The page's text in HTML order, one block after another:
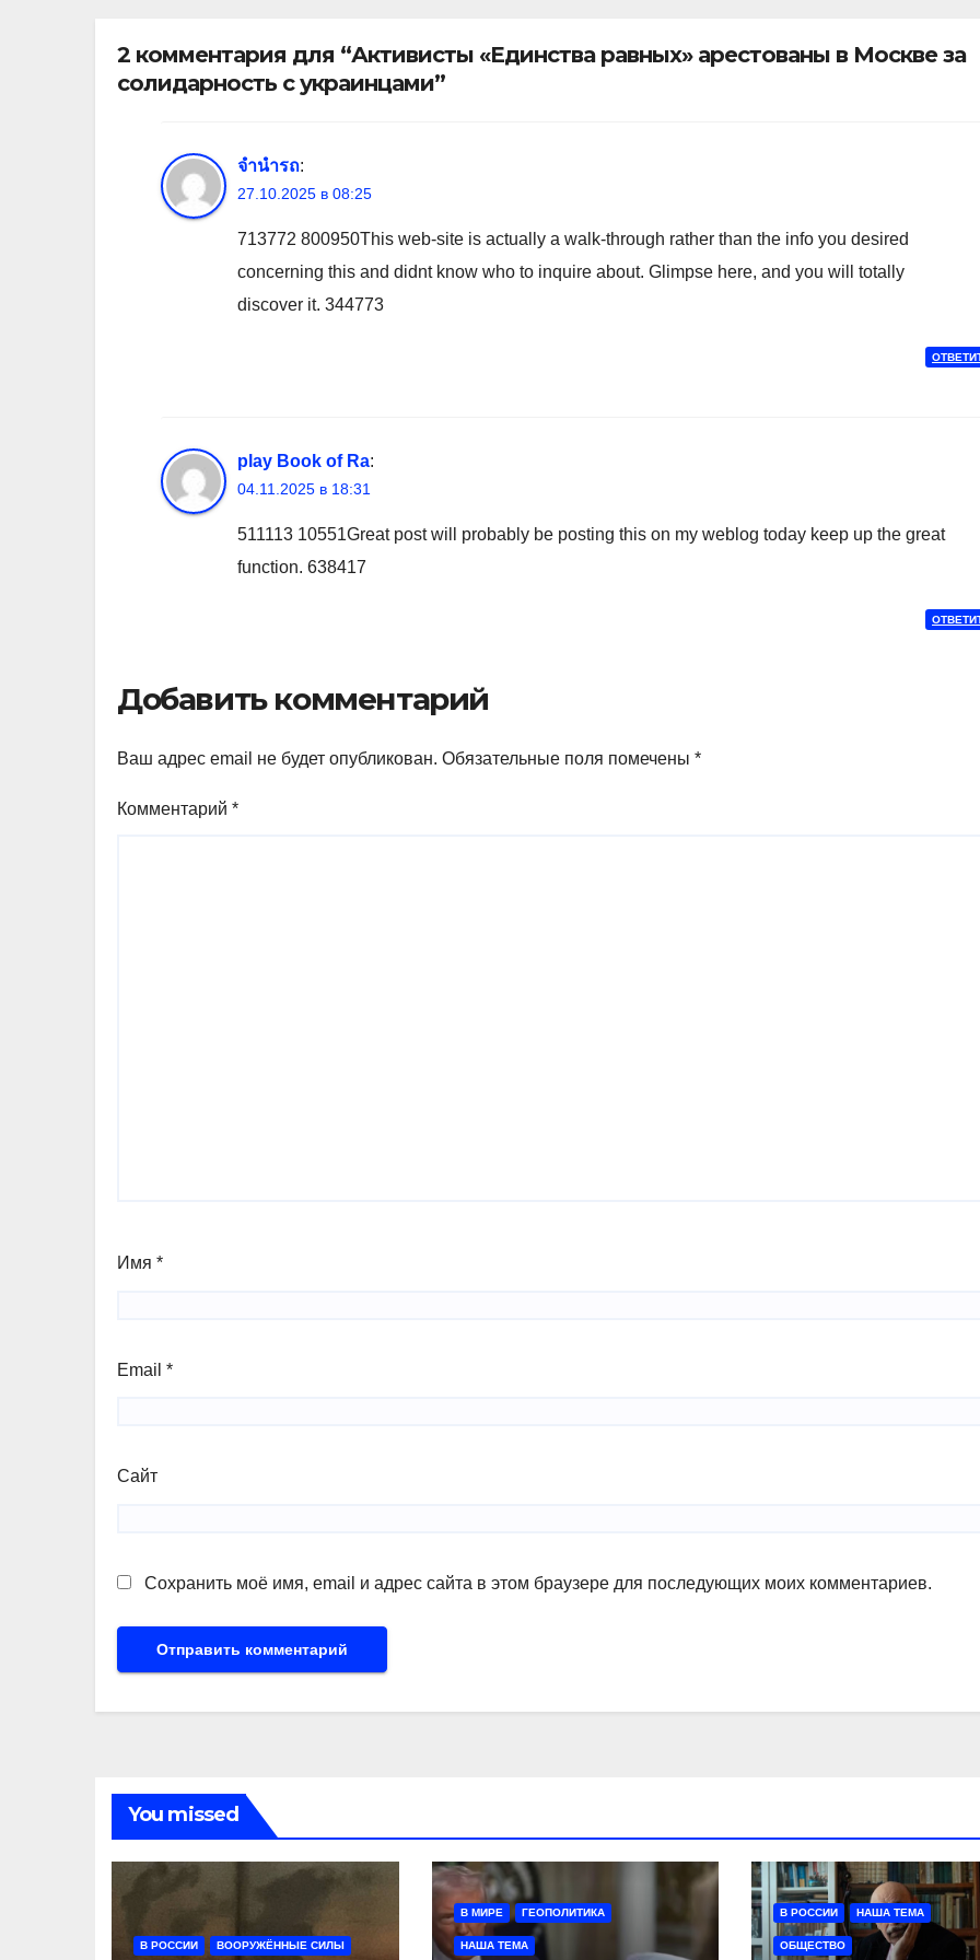
2 комментария для “Активисты «Единства равных» арестованы в Москве за
солидарность с украинцами”
จำนำรถ:
27.10.2025 в 08:25
713772 800950This web-site is actually a walk-through rather than the info you desired
concerning this and didnt know who to inquire about. Glimpse here, and you will totally
discover it. 344773
play Book of Ra:
04.11.2025 в 18:31
511113 10551Great post will probably be posting this on my weblog today keep up the great
function. 638417
Добавить комментарий
Ваш адрес email не будет опубликован. Обязательные поля помечены *
Комментарий *
Имя *
Email *
Сайт
Сохранить моё имя, email и адрес сайта в этом браузере для последующих моих комментариев.
You missed
В РОССИИ ВООРУЖЁННЫЕ СИЛЫ
В МИРЕ ГЕОПОЛИТИКА
НАША ТЕМА
В РОССИИ НАША ТЕМА
ОБЩЕСТВО